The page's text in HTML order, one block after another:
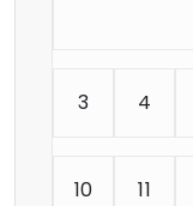
3 4
10 11